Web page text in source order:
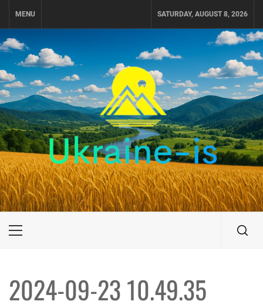
MENU SATURDAY, AUGUST 8, 2026
UKRAINE-IS
ПОДОРОЖI ПО УКРАЇНІ
Primary
2024-09-23 10.49.35